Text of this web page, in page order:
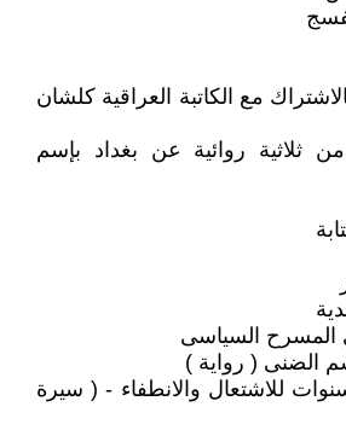
مع الكاتبة العراقية كلشان
ثلاثية روائية عن بغداد بإسم
المسرح السياسى
الضنى ( رواية )
للاشتعال والانطفاء - ( سيرة